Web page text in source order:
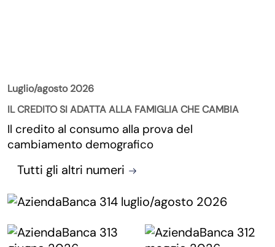
Luglio/agosto 2026
IL CREDITO SI ADATTA ALLA FAMIGLIA CHE CAMBIA
Il credito al consumo alla prova del
cambiamento demografico
Tutti gli altri numeri